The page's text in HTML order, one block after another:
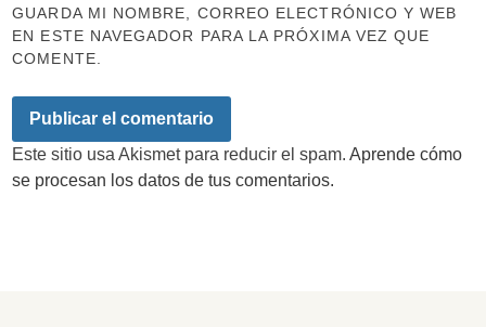
GUARDA MI NOMBRE, CORREO ELECTRÓNICO Y WEB
EN ESTE NAVEGADOR PARA LA PRÓXIMA VEZ QUE
COMENTE.
Este sitio usa Akismet para reducir el spam.Aprende cómo
se procesan los datos de tus comentarios.